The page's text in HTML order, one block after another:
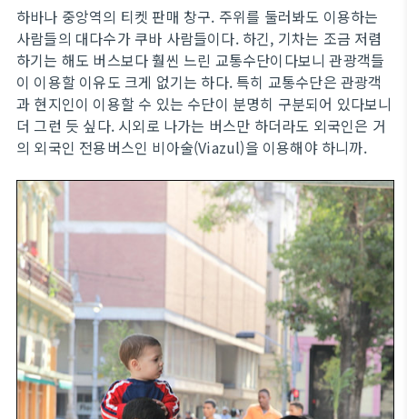
하바나 중앙역의 티켓 판매 창구. 주위를 둘러봐도 이용하는
사람들의 대다수가 쿠바 사람들이다. 하긴, 기차는 조금 저렴
하기는 해도 버스보다 훨씬 느린 교통수단이다보니 관광객들
이 이용할 이유도 크게 없기는 하다. 특히 교통수단은 관광객
과 현지인이 이용할 수 있는 수단이 분명히 구분되어 있다보니
더 그런 듯 싶다. 시외로 나가는 버스만 하더라도 외국인은 거
의 외국인 전용버스인 비아술(Viazul)을 이용해야 하니까.